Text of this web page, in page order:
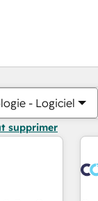
- Logiciel
supprimer